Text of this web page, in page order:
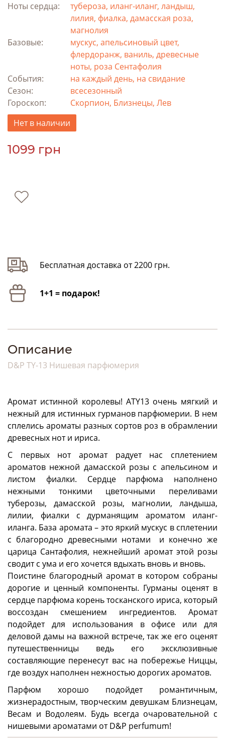
Ноты сердца:
тубероза, иланг-иланг, ландыш,
лилия, фиалка, дамасская роза,
магнолия
Базовые:
мускус, апельсиновый цвет,
флердоранж, ваниль, древесные
ноты, роза Сентафолия
События:
на каждый день, на свидание
Сезон:
всесезонный
Гороскоп:
Скорпион, Близнецы, Лев
Нет в наличии
1099 грн
Бесплатная доставка от 2200 грн.
1+1 = подарок!
Описание
D&P TY-13 Нишевая парфюмерия
Аромат истинной королевы! АTY13 очень мягкий и
нежный для истинных гурманов парфюмерии. В нем
сплелись ароматы разных сортов роз в обрамлении
древесных нот и ириса.
С первых нот аромат радует нас сплетением
ароматов нежной дамасской розы с апельсином и
листом фиалки. Сердце парфюма наполнено
нежными тонкими цветочными переливами
туберозы, дамасской розы, магнолии, ландыша,
лилии, фиалки с дурманящим ароматом иланг-
иланга. База аромата – это яркий мускус в сплетении
с благородно древесными нотами и конечно же
царица Сантафолия, нежнейший аромат этой розы
сводит с ума и его хочется вдыхать вновь и вновь.
Поистине благородный аромат в котором собраны
дорогие и ценный компоненты. Гурманы оценят в
сердце парфюма корень тосканского ириса, который
воссоздан смешением ингредиентов. Аромат
подойдет для использования в офисе или для
деловой дамы на важной встрече, так же его оценят
путешественницы ведь его эксклюзивные
составляющие перенесут вас на побережье Ниццы,
где воздух наполнен нежностью дорогих ароматов.
Парфюм хорошо подойдет романтичным,
жизнерадостным, творческим девушкам Близнецам,
Весам и Водолеям. Будь всегда очаровательной с
нишевыми ароматами отD&P perfumum!